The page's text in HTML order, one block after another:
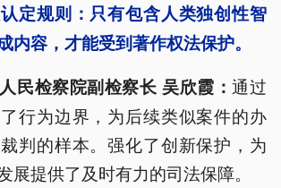
定规则：只有包含人类独创性智
内容，才能受到著作权法保护。
民检察院副检察长 吴欣霞 ：通过
行为边界，为后续类似案件的办
判的样本。强化了创新保护，为
展提供了及时有力的司法保障。